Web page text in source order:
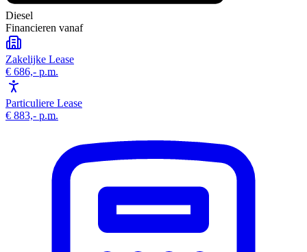
Diesel
Financieren vanaf
Zakelijke Lease
€ 686,- p.m.
Particuliere Lease
€ 883,- p.m.